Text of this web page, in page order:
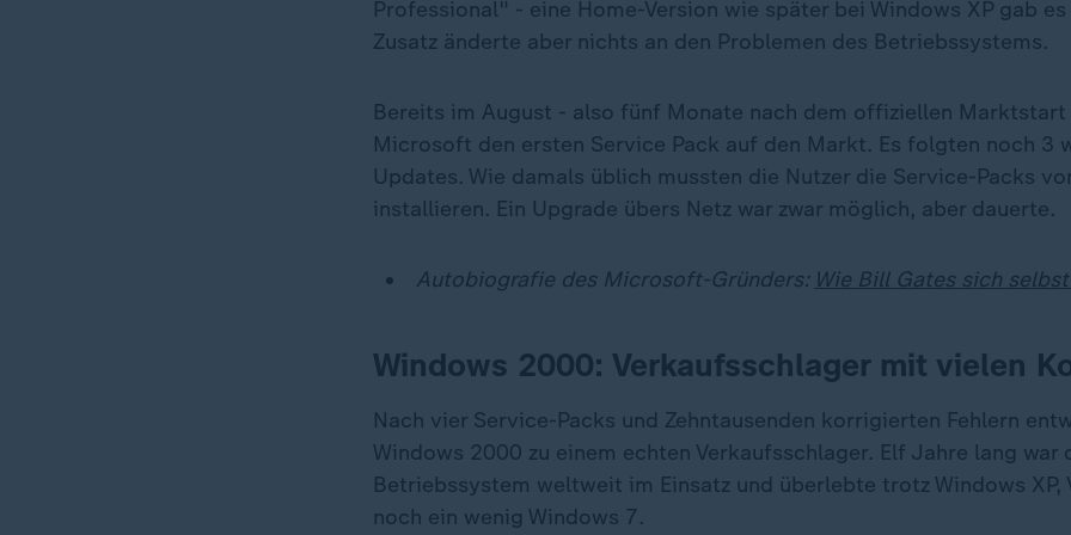
Professional" - eine Home-Version wie später bei Windows XP gab
Zusatz änderte aber nichts an den Problemen des Betriebssystems.
Bereits im August - also fünf Monate nach dem offiziellen
Microsoft den ersten Service Pack auf den Markt. Es folgten noch 3
Updates. Wie damals üblich mussten die Nutzer die Service-Packs
installieren. Ein Upgrade übers Netz war zwar möglich, aber dauerte.
Autobiografie des Microsoft-Gründers: Wie Bill Gates sich
Windows 2000: Verkaufsschlager mit vielen
Nach vier Service-Packs und Zehntausenden korrigierten Fehlern
Windows 2000 zu einem echten Verkaufsschlager. Elf Jahre lang war
Betriebssystem weltweit im Einsatz und überlebte trotz Windows XP,
noch ein wenig Windows 7.